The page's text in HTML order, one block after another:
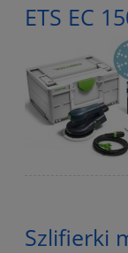
ETS EC
Szlifierki